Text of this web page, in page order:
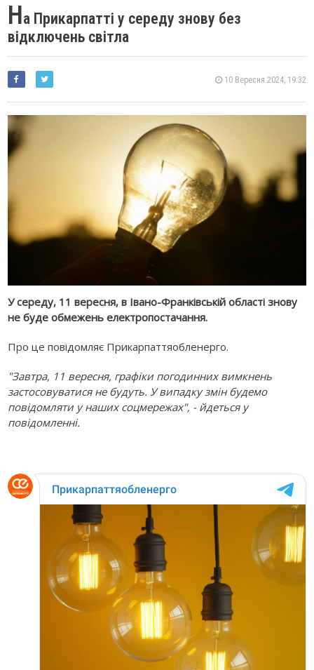
На Прикарпатті у середу знову без
відключень світла
10 Вересня 2024, 19:32
У середу, 11 вересня, в Івано-Франківській області знову
не буде обмежень електропостачання.
Про це повідомляє Прикарпаттяобленерго.
"Завтра, 11 вересня, графіки погодинних вимкнень
застосовуватися не будуть. У випадку змін будемо
повідомляти у наших соцмережах", - йдеться у
повідомленні.